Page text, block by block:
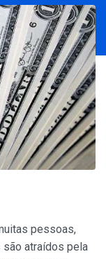
pessoas,
atraídos pela